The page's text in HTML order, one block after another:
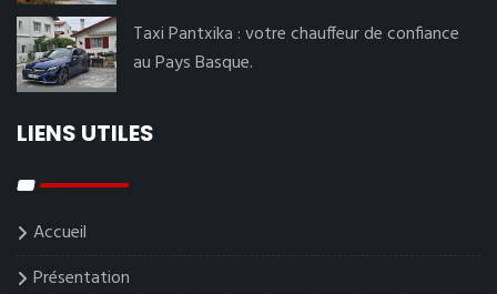
Taxi Pantxika : votre chauffeur de confiance
au Pays Basque.
LIENS UTILES
Accueil
Présentation